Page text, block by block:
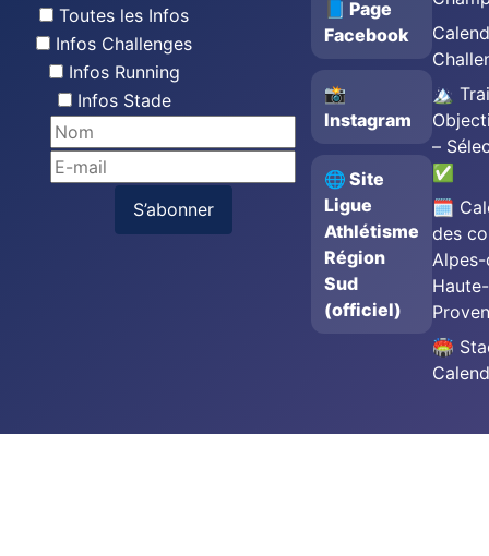
Toutes les Infos
Infos Challenges
Infos Running
Infos Stade
S’abonner
📘 Page
Facebook
📸
Instagram
🌐 Site
Ligue
Athlétisme
Région
Sud
(officiel)
🏔️
–
✅
🗓️
des
Haute-
🏟️